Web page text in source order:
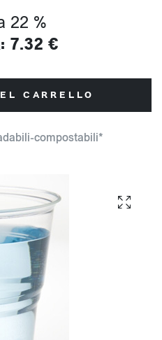
22 %
7.32 €
CARRELLO
compostabili*